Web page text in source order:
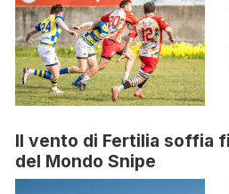
Il vento di Fertilia soffia
del Mondo Snipe